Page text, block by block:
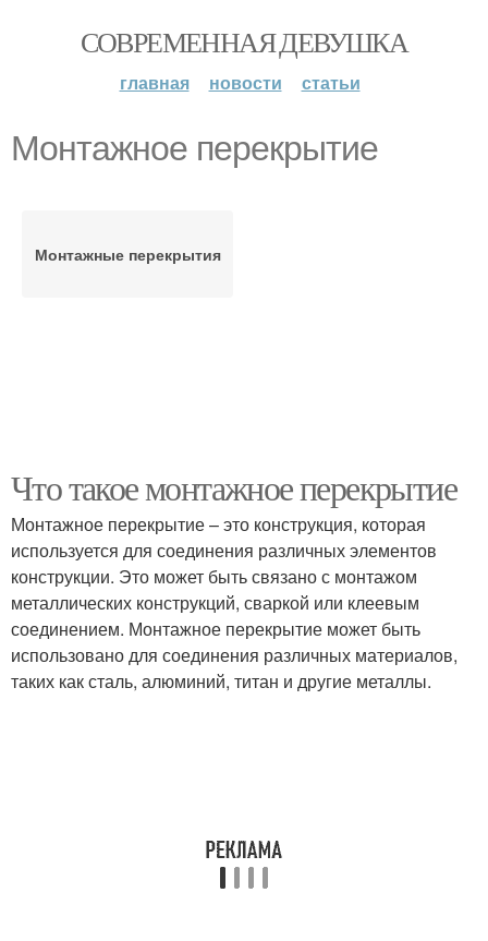
СОВРЕМЕННАЯ ДЕВУШКА
главная новости статьи
Монтажное перекрытие
Монтажные перекрытия
Что такое монтажное перекрытие
Монтажное перекрытие – это конструкция, которая
используется для соединения различных элементов
конструкции. Это может быть связано с монтажом
металлических конструкций, сваркой или клеевым
соединением. Монтажное перекрытие может быть
использовано для соединения различных материалов,
таких как сталь, алюминий, титан и другие металлы.